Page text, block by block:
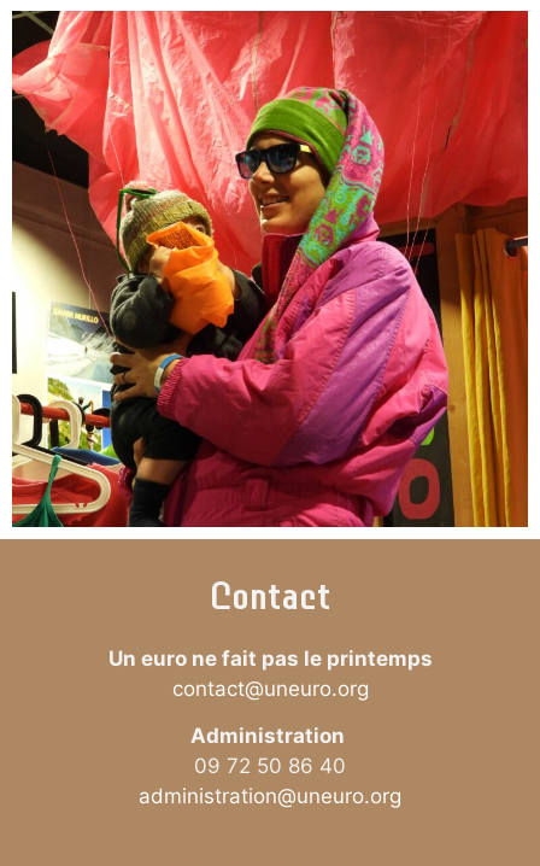
Contact
Un euro ne fait pas le printemps
contact@uneuro.org
Administration
09 72 50 86 40
administration@uneuro.org